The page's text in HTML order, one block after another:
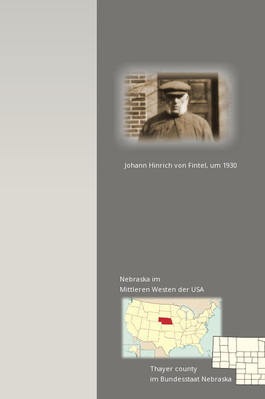
Nebraska im
Mittleren Westen der USA
Thayer county
im Bundesstaat Nebraska
Johann Hinrich von Fintel, um 1930